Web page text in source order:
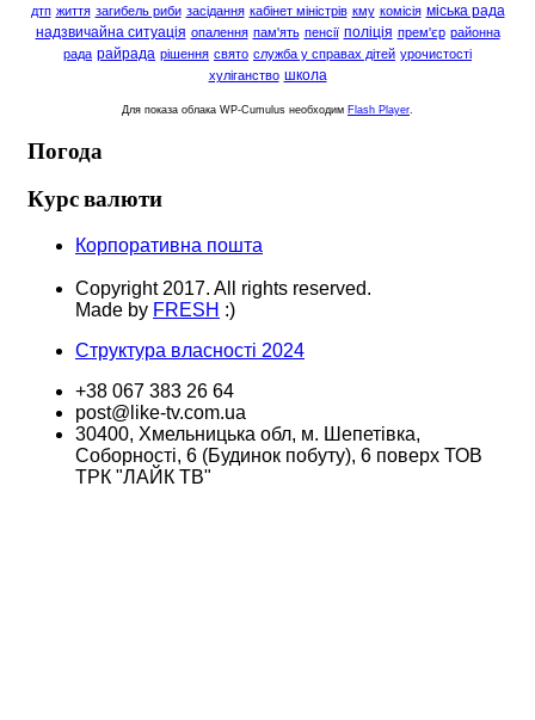
дтп життя загибель риби засідання кабінет міністрів кму комісія міська рада
надзвичайна ситуація опалення пам'ять пенсії поліція прем'єр районна
рада райрада рішення свято служба у справах дітей урочистості
хуліганство школа
Для показа облака WP-Cumulus необходим Flash Player
Погода
Курс валюти
Корпоративна пошта
Copyright 2017. All rights reserved.
Made by FRESH :)
Структура власності 2024
+38 067 383 26 64
post@like-tv.com.ua
30400, Хмельницька обл, м. Шепетівка,
Соборності, 6 (Будинок побуту), 6 поверх ТОВ
ТРК "ЛАЙК ТВ"